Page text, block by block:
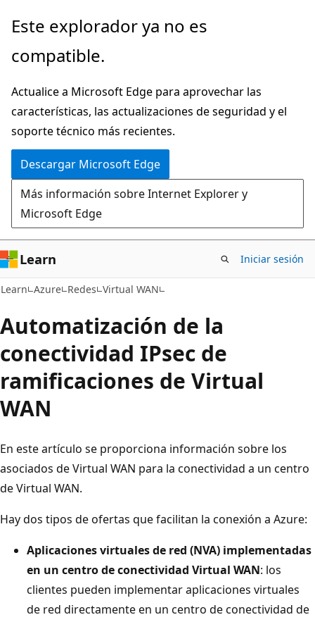
Ir
contenido
Este explorador ya no es
compatible.
Actualice a Microsoft Edge para aprovechar las
características, las actualizaciones de seguridad y el
soporte técnico más recientes.
Descargar Microsoft Edge
Más información sobre Internet Explorer y
Microsoft Edge
Learn Iniciar sesión
Learn Azure Redes Virtual WAN
Automatización de la
conectividad IPsec de
ramificaciones de Virtual
WAN
En este artículo se proporciona información sobre los
asociados de Virtual WAN para la conectividad a un centro
de Virtual WAN.
Hay dos tipos de ofertas que facilitan la conexión a Azure:
Aplicaciones virtuales de red (NVA) implementadas
en un centro de conectividad Virtual WAN: los
clientes pueden implementar aplicaciones virtuales
de red directamente en un centro de conectividad de